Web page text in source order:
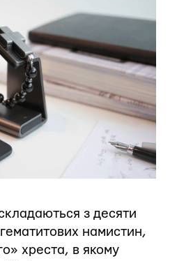
з десяти
намистин,
хреста, в якому